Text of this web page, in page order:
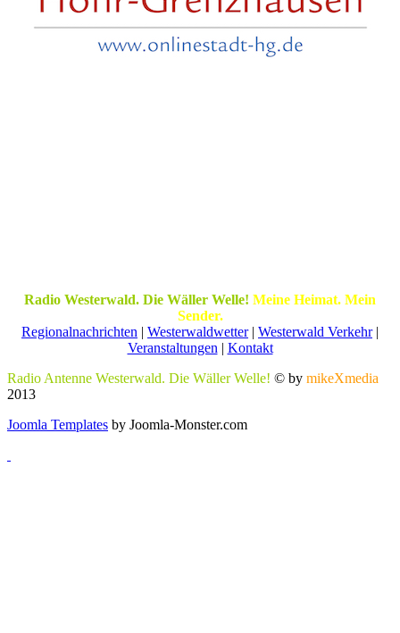
Radio Westerwald. Die Wäller Welle! Meine Heimat. Mein
Sender.
Regionalnachrichten | Westerwaldwetter| Westerwald Verkehr|
Veranstaltungen | Kontakt
Radio Antenne Westerwald. Die Wäller Welle! © by mikeXmedia
2013
Joomla Templates by Joomla-Monster.com